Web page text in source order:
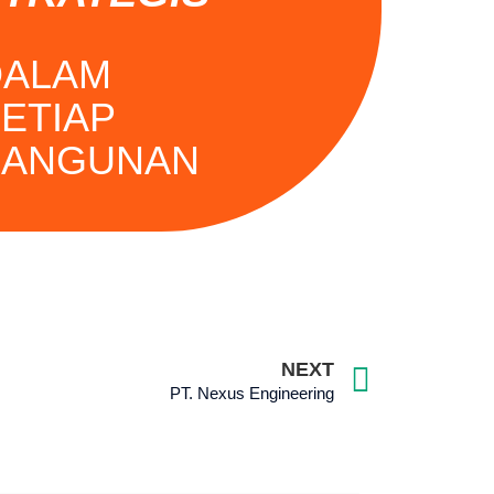
NEXT
PT. Nexus Engineering